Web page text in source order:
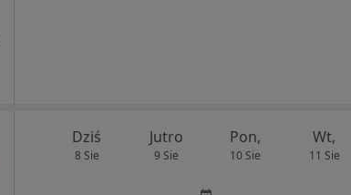
Dziś
8 Sie
Jutro
9 Sie
Pon,
10 Sie
Wt,
11 Sie